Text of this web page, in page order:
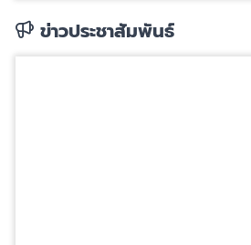
ข่าวประชาสัมพันธ์